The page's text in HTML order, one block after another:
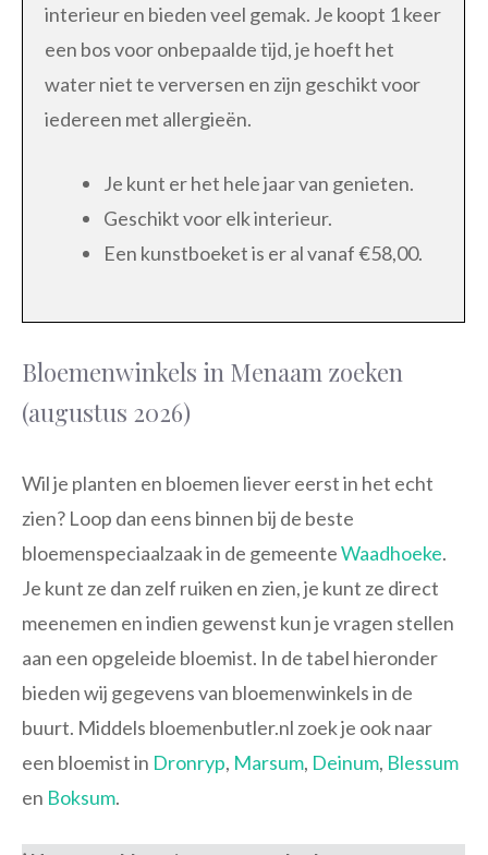
interieur en bieden veel gemak. Je koopt 1 keer
een bos voor onbepaalde tijd, je hoeft het
water niet te verversen en zijn geschikt voor
iedereen met allergieën.
Je kunt er het hele jaar van genieten.
Geschikt voor elk interieur.
Een kunstboeket is er al vanaf €58,00.
Bloemenwinkels in Menaam zoeken
(augustus 2026)
Wil je planten en bloemen liever eerst in het echt
zien? Loop dan eens binnen bij de beste
bloemenspeciaalzaak in de gemeenteWaadhoeke.
Je kunt ze dan zelf ruiken en zien, je kunt ze direct
meenemen en indien gewenst kun je vragen stellen
aan een opgeleide bloemist. In de tabel hieronder
bieden wij gegevens van bloemenwinkels in de
buurt. Middels bloemenbutler.nl zoek je ook naar
een bloemist in Dronryp, Marsum, Deinum, Blessum
en Boksum.